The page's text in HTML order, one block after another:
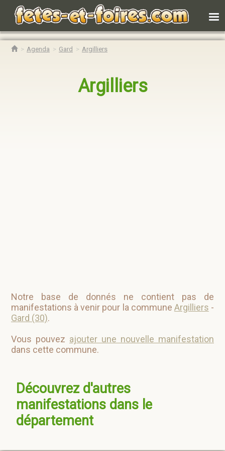
Agenda Gard Argilliers
Argilliers
Notre base de donnés ne contient pas de
manifestations à venir pour la commune Argilliers -
Gard (30).
Vous pouvez ajouter une nouvelle manifestation
dans cette commune.
Découvrez d'autres
manifestations dans le
département